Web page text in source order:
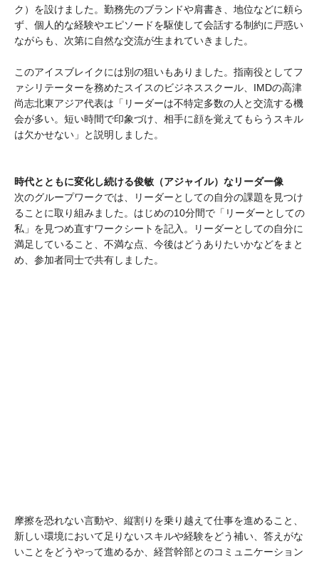
ク）を設けました。勤務先のブランドや肩書き、地位などに頼ら
ず、個人的な経験やエピソードを駆使して会話する制約に戸惑い
ながらも、次第に自然な交流が生まれていきました。
このアイスブレイクには別の狙いもありました。指南役としてフ
ァシリテーターを務めたスイスのビジネススクール、IMDの高津
尚志北東アジア代表は「リーダーは不特定多数の人と交流する機
会が多い。短い時間で印象づけ、相手に顔を覚えてもらうスキル
は欠かせない」と説明しました。
時代とともに変化し続ける俊敏（アジャイル）なリーダー像
次のグループワークでは、リーダーとしての自分の課題を見つけ
ることに取り組みました。はじめの10分間で「リーダーとしての
私」を見つめ直すワークシートを記入。リーダーとしての自分に
満足していること、不満な点、今後はどうありたいかなどをまと
め、参加者同士で共有しました。
摩擦を恐れない言動や、縦割りを乗り越えて仕事を進めること、
新しい環境において足りないスキルや経験をどう補い、答えがな
いことをどうやって進めるか、経営幹部とのコミュニケーション